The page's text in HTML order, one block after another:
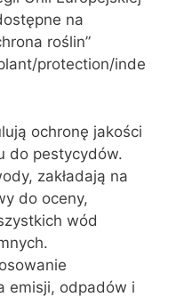
na
roślin”
protection/inde
ochronę jakości
do pestycydów.
zakładają na
do oceny,
wód
emisji, odpadów i